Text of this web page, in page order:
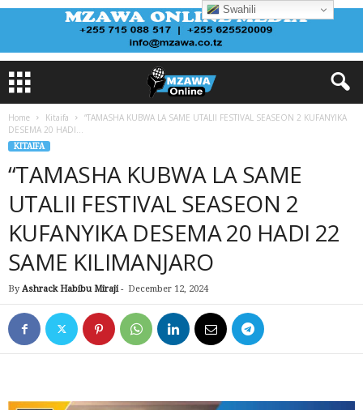
Home Kitaifa
“TAMASHA KUBWA LA SAME UTALII FESTIVAL SEASEON 2 KUFANYIKA
DESEMA 20 HADI...
KITAIFA
“TAMASHA KUBWA LA SAME
UTALII FESTIVAL SEASEON 2
KUFANYIKA DESEMA 20 HADI 22
SAME KILIMANJARO
By Ashrack Habibu Miraji- December 12, 2024
Swahili